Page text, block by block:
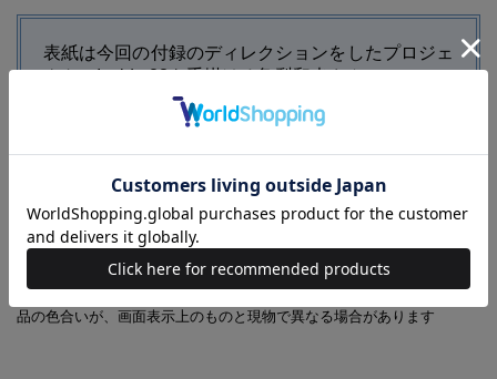
表紙は今回の付録のディレクションをしたプロジェ
クト、Inside 23を手掛ける亀梨和也さん。
Inside 23のモノづくりに込める想いを表現した亀梨
調光サングラスが特別付録に！
※調光サングラスとストラップ、ケース以外は付録に含まれません
品の色合いが、画面表示上のものと現物で異なる場合があります